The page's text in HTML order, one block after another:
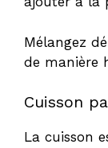
Mélangez
de manière
Cuisson
La cuisson